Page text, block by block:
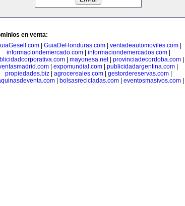
en venta:
| GuiaDeHonduras.com| ventadeautomoviles.com|
informaciondemercado.com| informaciondemercados.com|
mayonesa.net| provinciadecordoba.com
expomundial.com publicidadargentina.com
propiedades.biz| agrocereales.com| gestordereservas.com|
bolsasrecicladas.com eventosmasivos.com